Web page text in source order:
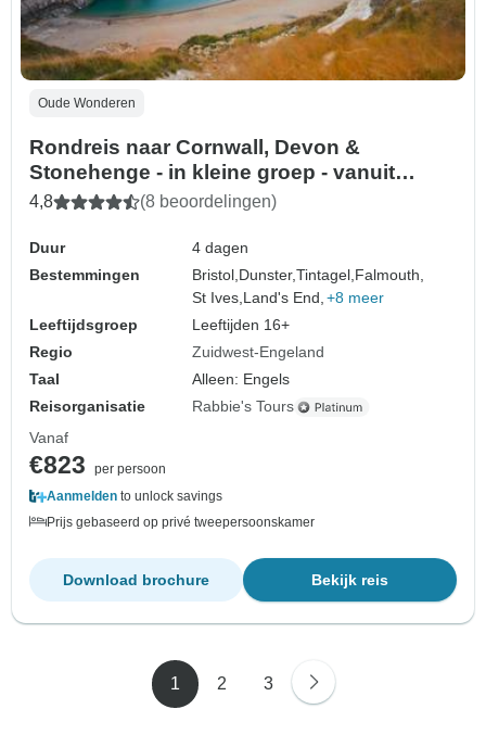
Oude Wonderen
Rondreis naar Cornwall, Devon &
Stonehenge - in kleine groep - vanuit
Bristol - 4 dagen
4,8 (8 beoordelingen)
Duur
4 dagen
Bestemmingen
Bristol,Dunster,Tintagel,Falmouth,
St Ives,Land's End, +8 meer
Leeftijdsgroep
Leeftijden 16+
Regio
Zuidwest-Engeland
Taal
Alleen: Engels
Reisorganisatie
Rabbie's Tours
Vanaf
€823
per persoon
Aanmelden to unlock savings
Prijs gebaseerd op privé tweepersoonskamer
Bekijk reis
Download brochure
1 2 3